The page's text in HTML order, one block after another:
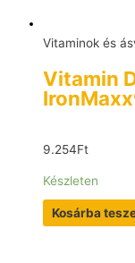
Vitaminok és
Vitamin
9.254Ft
Készleten
Kosárba